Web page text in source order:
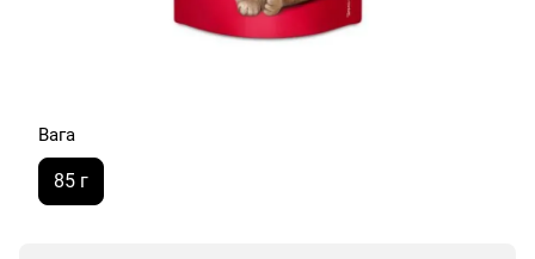
Вага
85 г